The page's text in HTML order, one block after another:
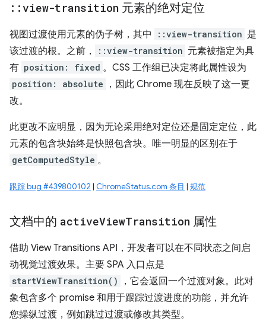
:: view-transition 元素的绝对定位
视图过渡使用元素的伪子树，其中 ::view-transition 是
该过渡的根。之前，
::view-transition 元素被指定为具
有 position: fixed 。CSS 工作组已决定将此属性设为
position: absolute
，因此 Chrome 现在反映了这一更
改。
此更改不应明显，因为无论采用绝对定位还是固定定位，此
元素的包含块始终是快照包含块。唯一明显的区别在于
getComputedStyle 。
跟踪 bug #439800102 | ChromeStatus.com 条目 | 规范
文档中的 activeViewTransition 属性
借助 View Transitions API，开发者可以在不同状态之间启
动视觉过渡效果。主要 SPA 入口点是
startViewTransition()
，它会返回一个过渡对象。此对
象包含多个 promise 和用于跟踪过渡进度的功能，并允许
您操纵过渡，例如跳过过渡或修改其类型。